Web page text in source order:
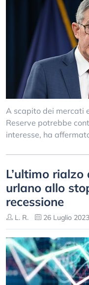
A scapito dei mercati
Reserve potrebbe
interesse, ha
L’ultimo
urlano allo
recessione
L. R. 26 Luglio